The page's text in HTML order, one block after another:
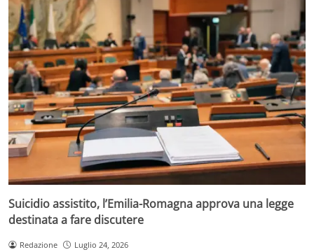
Suicidio assistito, l’Emilia-Romagna approva una legge
destinata a fare discutere
Redazione Luglio 24, 2026